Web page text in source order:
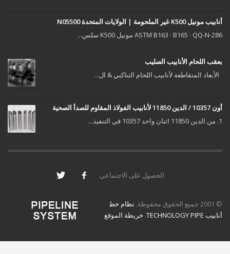
أنابيب مونيل K500 غير الملحومة | الولايات المتحدة N05500
ASTM B163 · B165 · QQ-N-286 مونيل K500 سلس...
بعقب اللحام الأنابيب الصليب
الأبعاد المتقاطعة لأنابيب اللحام التناكبي & ال...
أون 10357 / الدين 11850 لأنابيب الفولاذ المقاوم للصدأ الصحية
1. من الدين 11850 اثنان واحد 10357 في التنفيذ...
الحصول على الاجتماعي
© 2001 جميع الحقوق محفوظة.
نظام خط
أنابيب TECHNOLOGY PIPE
. خريطة الموقع